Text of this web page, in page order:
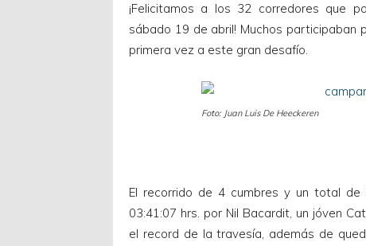
¡Felicitamos a los 32 corredores que
sábado 19 de abril! Muchos participaban
primera vez a este gran desafío.
Foto: Juan Luis De Heeckeren
El recorrido de 4 cumbres y un total
03:41:07 hrs. por Nil Bacardit, un jóven
el record de la travesía, además de